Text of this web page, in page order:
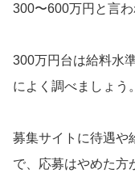
300〜600万円と言わ
300万円台は給料水
によく調べましょう。
募集サイトに待遇や
で、応募はやめた方